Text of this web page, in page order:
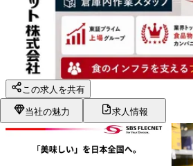
この求人を共有
当社の魅力 求人情報